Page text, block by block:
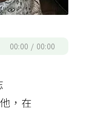
00:00 00:00
，在